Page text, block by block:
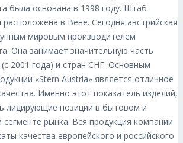
была основана в 1998 году. Штаб-
в Вене. Сегодня австрийская
мировым производителем
Она занимает значительную часть
2001 года) и стран СНГ. Основным
«Stern Austria» является отличное
Именно этот показатель изделий,
лидирующие позиции в бытовом и
рынка. Вся продукция компании
качества европейского и российского